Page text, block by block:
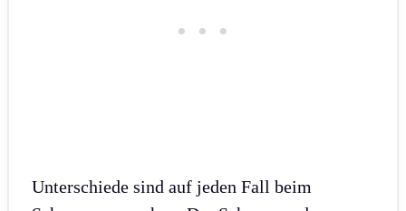
Unterschiede sind auf jeden Fall beim